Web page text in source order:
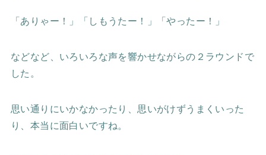
「ありゃー！」「しもうたー！」「やったー！」
などなど、いろいろな声を響かせながらの２ラウンドで
した。
思い通りにいかなかったり、思いがけずうまくいった
り、本当に面白いですね。